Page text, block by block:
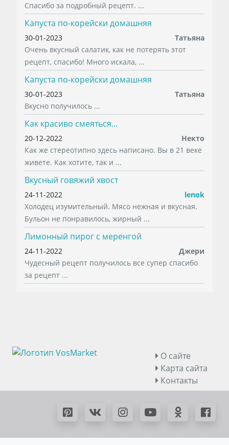
Спасибо за подробный рецепт. ...
Капуста по-корейски домашняя
30-01-2023
Татьяна
Очень вкусный салатик, как не потерять этот
рецепт, спасибо! Много искала, ...
Капуста по-корейски домашняя
30-01-2023
Татьяна
Вкусно получилось ...
Как красиво смеяться...
20-12-2022
Некто
Как же стереотипно здесь написано. Вы в 21 веке
живете. Как хотите, так и ...
Вкусный говяжий хвост
24-11-2022
lenok
Холодец изумительный. Мясо нежная и вкусная.
Бульон не понравилось, жирный ...
Лимонный пирог с меренгой
24-11-2022
Джери
Чудесный рецепт получилось все супер спасибо
за рецепт ...
О сайте
Карта сайта
Контакты